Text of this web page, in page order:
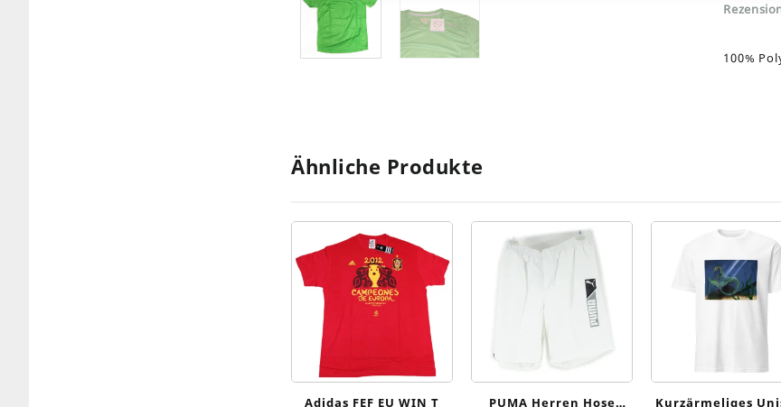
100%
Ähnliche Produkte
Adidas FEF EU WIN T PUMA Herren Hose Kurzärmeliges